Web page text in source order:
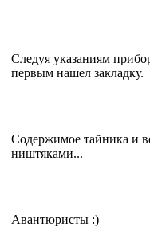
Следуя указаниям
первым нашел закладку.
Содержимое тайника и
ништяками...
Авантюристы :)